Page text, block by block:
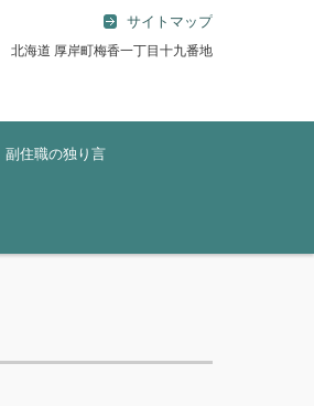
サイトマップ
北海道 厚岸町梅香一丁目十九番地
副住職の独り言